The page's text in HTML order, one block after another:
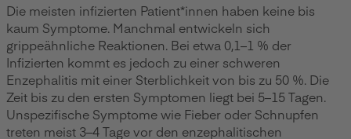
Die meisten infizierten Patient*innen haben keine bis
kaum Symptome. Manchmal entwickeln sich
grippeähnliche Reaktionen. Bei etwa 0,1–1 % der
Infizierten kommt es jedoch zu einer schweren
Enzephalitis mit einer Sterblichkeit von bis zu 50 %. Die
Zeit bis zu den ersten Symptomen liegt bei 5–15 Tagen.
Unspezifische Symptome wie Fieber oder Schnupfen
treten meist 3–4 Tage vor den enzephalitischen